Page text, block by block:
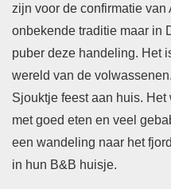
zijn voor de confirmatie van
onbekende traditie maar in
puber deze handeling. Het
wereld van de
Sjouktje feest aan huis.
met goed eten en veel
een wandeling naar het
in hun B&B huisje.